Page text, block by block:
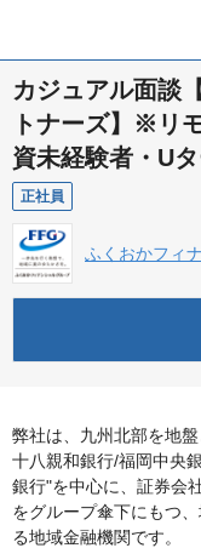
カジュアル面談
トナーズ】※リ
資未経験者・U
正社員
ふくおかフィ
弊社は、九州北部を地
十八親和銀行/福岡中央
銀行"を中心に、証券会
をグループ傘下にもつ
る地域金融機関です。